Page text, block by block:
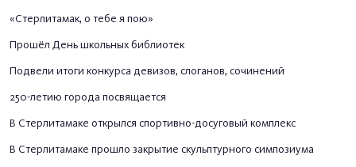
«Стерлитамак, о тебе я пою»
Прошёл День школьных библиотек
Подвели итоги конкурса девизов, слоганов, сочинений
250-летию города посвящается
В Стерлитамаке открылся спортивно-досуговый комплекс
В Стерлитамаке прошло закрытие скульптурного симпозиума